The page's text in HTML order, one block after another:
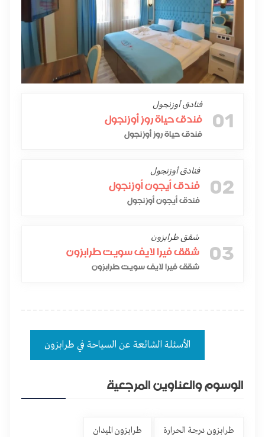
01
فنادق أوزنجول
فندق حياة روز أوزنجول
فندق حياة روز أوزنجول
02
فنادق أوزنجول
فندق أيجون أوزنجول
فندق أيجون أوزنجول
03
شقق طرابزون
شقق فيرا لايف سويت طرابزون
شقق فيرا لايف سويت طرابزون
الأسئلة الشائعة عن السياحة في طرابزون
الوسوم والعناوين المرجعية
طرابزون درجة الحرارة طرابزون الميدان